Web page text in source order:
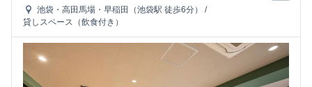
池袋・高田馬場・早稲田（池袋駅 徒歩6分）
/
貸しスペース（飲食付き）